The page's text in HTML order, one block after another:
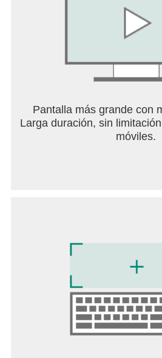
Pantalla más grande con
Larga duración, sin
móviles.